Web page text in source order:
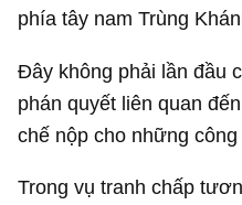
phía tây nam Trùng
Đây không phải lần đầu
phán quyết liên quan
chế nộp cho những
Trong vụ tranh chấp